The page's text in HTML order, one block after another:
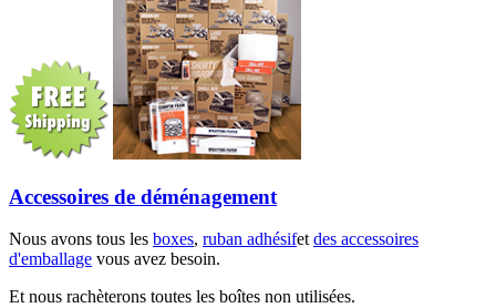
Accessoires de déménagement
Nous avons tous les boxes, ruban adhésifet des accessoires
d'emballage vous avez besoin.
Et nous rachèterons toutes les boîtes non utilisées.